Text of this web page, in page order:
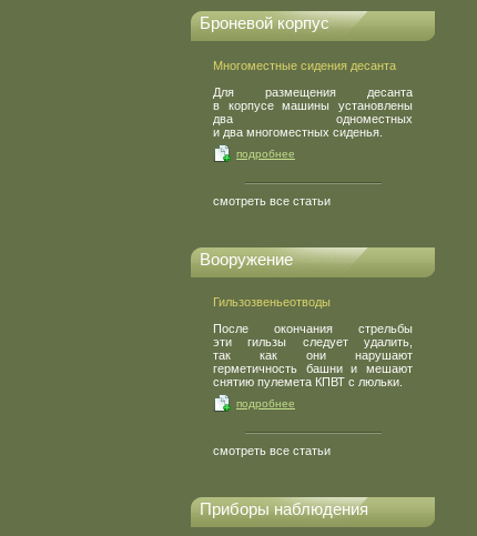
Броневой корпус
Многоместные сидения десанта
Для размещения десанта
в корпусе машины установлены
два одноместных
и два многоместных сиденья.
подробнее
смотреть все статьи
Вооружение
Гильзозвеньеотводы
После окончания стрельбы
эти гильзы следует удалить,
так как они нарушают
герметичность башни и мешают
снятию пулемета КПВТ с люльки.
подробнее
смотреть все статьи
Приборы наблюдения